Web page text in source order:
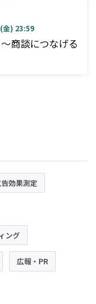
金) 23:59
商談につなげる
効果測定
ング
広報・PR